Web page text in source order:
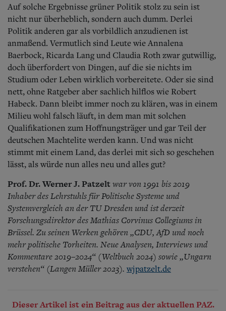
Auf solche Ergebnisse grüner Politik stolz zu sein ist
nicht nur überheblich, sondern auch dumm. Derlei
Politik anderen gar als vorbildlich anzudienen ist
anmaßend. Vermutlich sind Leute wie Annalena
Baerbock, Ricarda Lang und Claudia Roth zwar gutwillig,
doch überfordert von Dingen, auf die sie nichts im
Studium oder Leben wirklich vorbereitete. Oder sie sind
nett, ohne Ratgeber aber sachlich hilflos wie Robert
Habeck. Dann bleibt immer noch zu klären, was in einem
Milieu wohl falsch läuft, in dem man mit solchen
Qualifikationen zum Hoffnungsträger und gar Teil der
deutschen Machtelite werden kann. Und was nicht
stimmt mit einem Land, das derlei mit sich so geschehen
lässt, als würde nun alles neu und alles gut?
Prof. Dr. Werner J. Patzeltwar von 1991 bis 2019
Inhaber des Lehrstuhls für Politische Systeme und
Systemvergleich an der TU Dresden und ist derzeit
Forschungsdirektor des Mathias Corvinus Collegiums in
Brüssel. Zu seinen Werken gehören „CDU, AfD und noch
mehr politische Torheiten. Neue Analysen, Interviews und
Kommentare 2019–2024“ (Weltbuch 2024) sowie „Ungarn
verstehen“ (Langen Müller 2023). wjpatzelt.de
Dieser Artikel ist ein Beitrag aus der aktuellen PAZ.